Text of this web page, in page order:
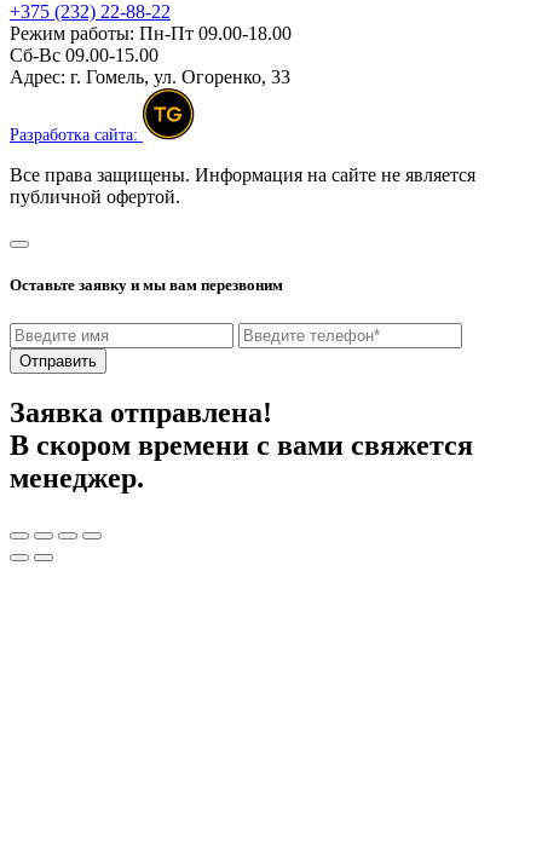
+375 (232) 22-88-22
Режим работы: Пн-Пт 09.00-18.00
Сб-Вс 09.00-15.00
Адрес: г. Гомель, ул. Огоренко, 33
Разработка сайта:
Все права защищены. Информация на сайте не является
публичной офертой.
Оставьте заявку и мы вам перезвоним
Отправить
Заявка отправлена!
В скором времени с вами свяжется
менеджер.